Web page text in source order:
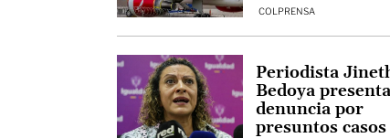
COLPRENSA
Periodista
Bedoya presenta
denuncia por
presuntos casos